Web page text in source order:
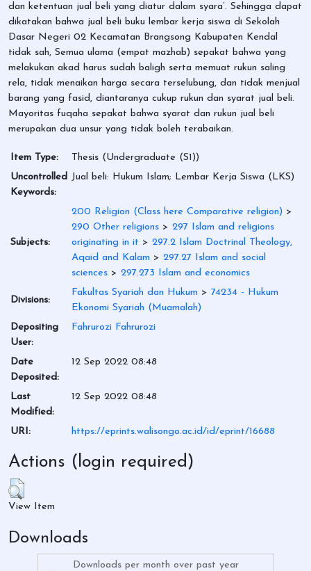
dan ketentuan jual beli yang diatur dalam syara’. Sehingga dapat
dikatakan bahwa jual beli buku lembar kerja siswa di Sekolah
Dasar Negeri 02 Kecamatan Brangsong Kabupaten Kendal
tidak sah, Semua ulama (empat mazhab) sepakat bahwa yang
melakukan akad harus sudah baligh serta memuat rukun saling
rela, tidak menaikan harga secara terselubung, dan tidak menjual
barang yang fasid, diantaranya cukup rukun dan syarat jual beli.
Mayoritas fuqaha sepakat bahwa syarat dan rukun jual beli
merupakan dua unsur yang tidak boleh terabaikan.
Item Type:
Thesis (Undergraduate (S1))
Uncontrolled
Keywords:
Jual beli: Hukum Islam; Lembar Kerja Siswa (LKS)
Subjects:
200 Religion (Class here Comparative religion) >
290 Other religions > 297 Islam and religions
originating in it > 297.2 Islam Doctrinal Theology,
Aqaid and Kalam > 297.27 Islam and social
sciences > 297.273 Islam and economics
Divisions:
Fakultas Syariah dan Hukum > 74234 - Hukum
Ekonomi Syariah (Muamalah)
Depositing
User:
Fahrurozi Fahrurozi
Date
Deposited:
12 Sep 2022 08:48
Last
Modified:
12 Sep 2022 08:48
URI: https://eprints.walisongo.ac.id/id/eprint/16688
Actions (login required)
View Item
Downloads
Downloads per month over past year